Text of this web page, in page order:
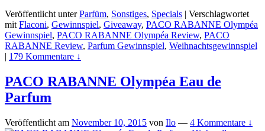
Veröffentlicht unter Parfüm, Sonstiges, Specials | Verschlagwortet
mit Flaconi, Gewinnspiel, Giveaway, PACO RABANNE Olympéa
Gewinnspiel, PACO RABANNE Olympéa Review, PACO
RABANNE Review, Parfum Gewinnspiel, Weihnachtsgewinnspiel
| 179 Kommentare ↓
PACO RABANNE Olympéa Eau de
Parfum
Veröffentlicht am November 10, 2015 von Ilo — 4 Kommentare ↓